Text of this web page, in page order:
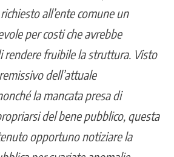
all’ente comune un
per costi che avrebbe
rendere fruibile la struttura. Visto
dell’attuale
la mancata presa di
del bene pubblico, questa
opportuno notiziare la